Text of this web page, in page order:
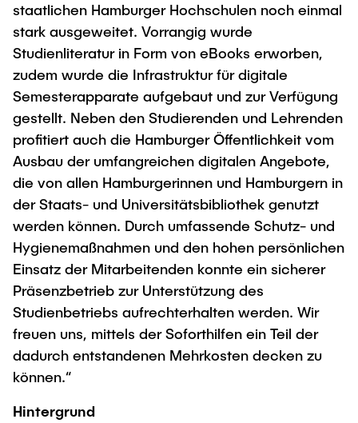
staatlichen Hamburger Hochschulen noch einmal
stark ausgeweitet. Vorrangig wurde
Studienliteratur in Form von eBooks erworben,
zudem wurde die Infrastruktur für digitale
Semesterapparate aufgebaut und zur Verfügung
gestellt. Neben den Studierenden und Lehrenden
profitiert auch die Hamburger Öffentlichkeit vom
Ausbau der umfangreichen digitalen Angebote,
die von allen Hamburgerinnen und Hamburgern in
der Staats- und Universitätsbibliothek genutzt
werden können. Durch umfassende Schutz- und
Hygienemaßnahmen und den hohen persönlichen
Einsatz der Mitarbeitenden konnte ein sicherer
Präsenzbetrieb zur Unterstützung des
Studienbetriebs aufrechterhalten werden. Wir
freuen uns, mittels der Soforthilfen ein Teil der
dadurch entstandenen Mehrkosten decken zu
können.“
Hintergrund